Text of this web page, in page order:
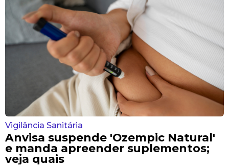
Vigilância Sanitária
Anvisa suspende 'Ozempic Natural'
e manda apreender suplementos;
veja quais